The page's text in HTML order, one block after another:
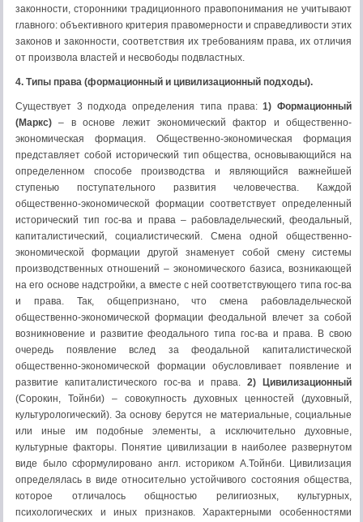
законности, сторонники традиционного правопонимания не учитывают
главного: объективного критерия правомерности и справедливости этих
законов и законности, соответствия их требованиям права, их отличия
от произвола властей и несвободы подвластных.
4. Типы права (формационный и цивилизационный подходы).
Существует 3 подхода определения типа права:1) Формационный
(Маркс) – в основе лежит экономический фактор и общественно-
экономическая формация. Общественно-экономическая формация
представляет собой исторический тип общества, основывающийся на
определенном способе производства и являющийся важнейшей
ступенью поступательного развития человечества. Каждой
общественно-экономической формации соответствует определенный
исторический тип гос-ва и права – рабовладельческий, феодальный,
капиталистический, социалистический. Смена одной общественно-
экономической формации другой знаменует собой смену системы
производственных отношений – экономического базиса, возникающей
на его основе надстройки, а вместе с ней соответствующего типа гос-ва
и права. Так, общепризнано, что смена рабовладельческой
общественно-экономической формации феодальной влечет за собой
возникновение и развитие феодального типа гос-ва и права. В свою
очередь появление вслед за феодальной капиталистической
общественно-экономической формации обусловливает появление и
развитие капиталистического гос-ва и права. 2) Цивилизационный
(Сорокин, Тойнби) – совокупность духовных ценностей (духовный,
культурологический). За основу берутся не материальные, социальные
или иные им подобные элементы, а исключительно духовные,
культурные факторы. Понятие цивилизации в наиболее развернутом
виде было сформулировано англ. историком А.Тойнби. Цивилизация
определялась в виде относительно устойчивого состояния общества,
которое отличалось общностью религиозных, культурных,
психологических и иных признаков. Характерными особенностями